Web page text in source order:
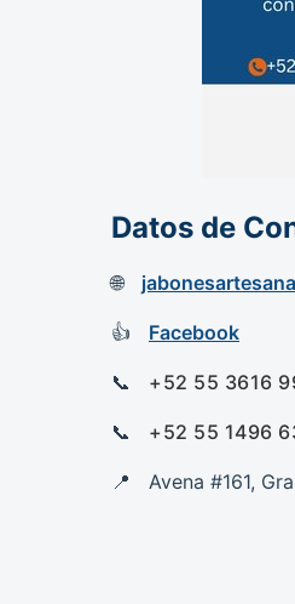
Datos de
Facebook
+52 55 3616
+52 55 1496
Avena #161,